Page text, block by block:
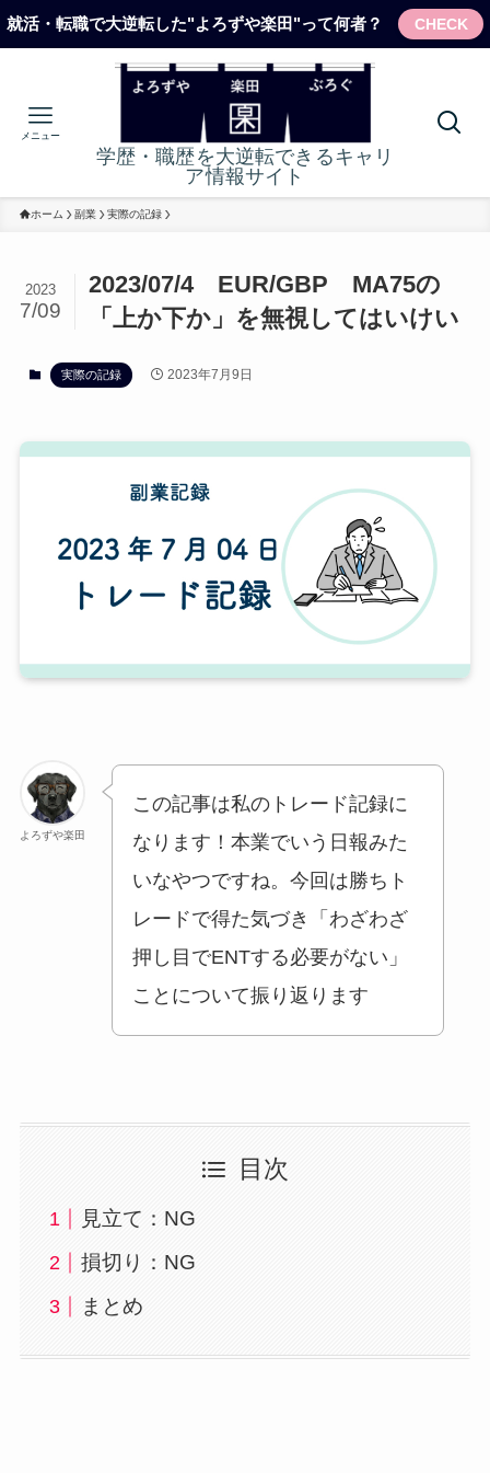
就活・転職で大逆転した"よろずや楽田"って何者？ CHECK
学歴・職歴を大逆転できるキャリ
ア情報サイト
メニュー
ホーム 副業 実際の記録
2023/07/4 EUR/GBP MA75の
「上か下か」を無視してはいけい
2023
7/09
実際の記録 2023年7月9日
よろずや楽田
この記事は私のトレード記録に
なります！本業でいう日報みた
いなやつですね。今回は勝ちト
レードで得た気づき「わざわざ
押し目でENTする必要がない」
ことについて振り返ります
目次
見立て：NG
損切り：NG
まとめ